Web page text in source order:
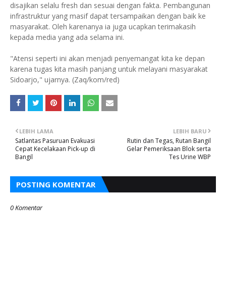
disajikan selalu fresh dan sesuai dengan fakta. Pembangunan
infrastruktur yang masif dapat tersampaikan dengan baik ke
masyarakat. Oleh karenanya ia juga ucapkan terimakasih
kepada media yang ada selama ini.
"Atensi seperti ini akan menjadi penyemangat kita ke depan
karena tugas kita masih panjang untuk melayani masyarakat
Sidoarjo," ujarnya. (Zaq/kom/red)
LEBIH BARU
Rutin dan Tegas, Rutan Bangil
Gelar Pemeriksaan Blok serta
Tes Urine WBP
LEBIH LAMA
Satlantas Pasuruan Evakuasi
Cepat Kecelakaan Pick-up di
Bangil
POSTING KOMENTAR
0 Komentar